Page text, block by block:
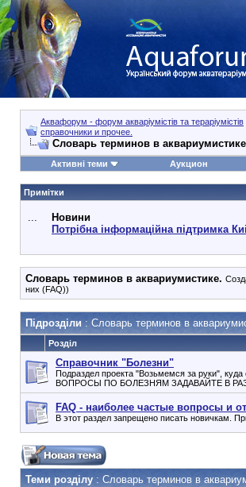
Аквафорум - форум акваріумістів та тераріумістів
справочники и прочее.
Словарь терминов в
Активні теми Аукцион
Примітки
...
Новини
Потрібна інформаційна підтримка
Словарь терминов в аквариумистике.
них (FAQ))
Підрозділи : Словарь терминов в
Розділ
Справочник "Болезни"
Подраздел проекта "Возьмемся за руки",
ВОПРОСЫ ПО БОЛЕЗНЯМ ЗАДАВАЙТЕ В
FAQ - наиболее частые вопросы и
В этот раздел запрещено писать новичкам.
Теми розділу : Словарь терминов в